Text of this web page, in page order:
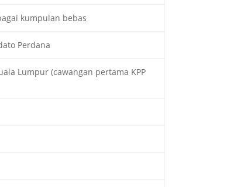
kumpulan bebas
Perdana
Lumpur (cawangan pertama KPP